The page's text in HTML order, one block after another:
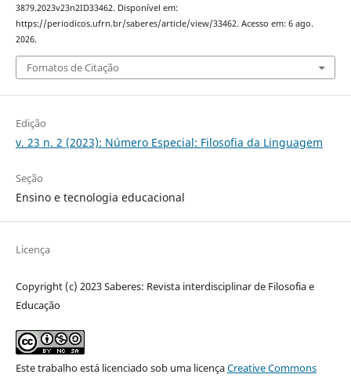
3879.2023v23n2ID33462. Disponível em:
https://periodicos.ufrn.br/saberes/article/view/33462. Acesso em: 6 ago.
2026.
Fomatos de Citação
Edição
v. 23 n. 2 (2023): Número Especial: Filosofia da Linguagem
Seção
Ensino e tecnologia educacional
Licença
Copyright (c) 2023 Saberes: Revista interdisciplinar de Filosofia e
Educação
Este trabalho está licenciado sob uma licençaCreative Commons